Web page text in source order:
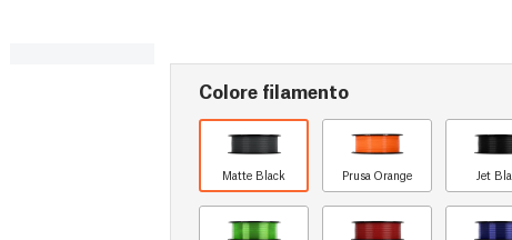
Colore filamento
Matte Black Prusa Orange Jet